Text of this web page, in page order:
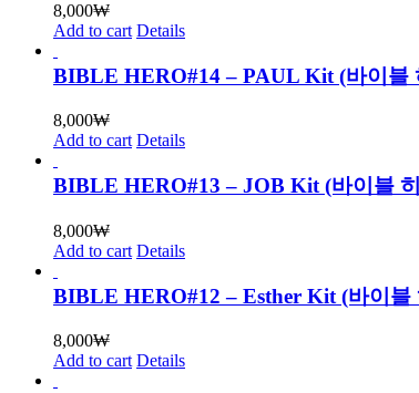
8,000₩
Add to cart Details
BIBLE HERO#14 – PAUL Kit (바이블
8,000₩
Add to cart Details
BIBLE HERO#13 – JOB Kit (바이블
8,000₩
Add to cart Details
BIBLE HERO#12 – Esther Kit (바이블
8,000₩
Add to cart Details